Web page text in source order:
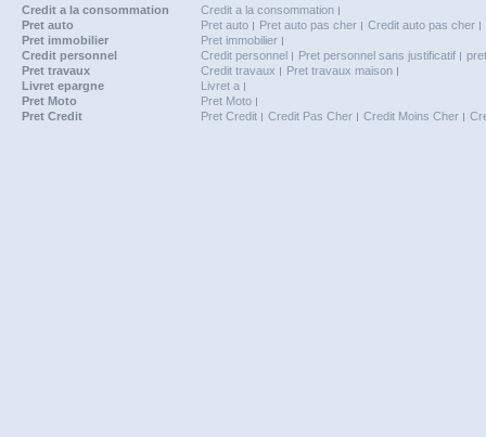
Credit a la consommation
Credit a la consommation
Pret auto
Pret auto Pret auto pas cher
Credit auto pas cher
Pret immobilier
Pret immobilier
Credit personnel
Credit personnel Pret personnel sans justificatif
Pret travaux
Credit travaux
Pret travaux maison
Livret epargne
Livret a
Pret Moto
Pret Moto
Pret Credit
Pret Credit Credit Pas Cher Credit Moins Cher